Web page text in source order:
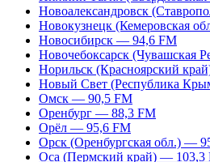
Новоалександровск
Новокузнецк (Кемеровская
Новосибирск — 94,6 FM
Новочебоксарск (Чувашская
Норильск (Красноярский
Новый Свет (Республика
Омск — 90,5 FM
Оренбург — 88,3 FM
Орёл — 95,6 FM
Орск (Оренбургская обл.) —
Оса (Пермский край) — 103,3